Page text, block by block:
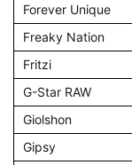
Forever Unique
Freaky Nation
Fritzi
G-Star RAW
Giolshon
Gipsy